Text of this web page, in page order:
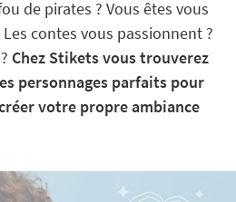
de pirates ? Vous êtes vous
contes vous passionnent ?
Chez Stikets vous trouverez
personnages parfaits pour
votre propre ambiance